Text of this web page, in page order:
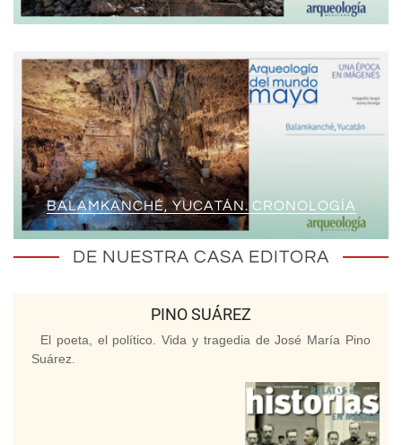
BALAMKANCHÉ, YUCATÁN. CRONOLOGÍA
DE NUESTRA CASA EDITORA
PINO SUÁREZ
El poeta, el político. Vida y tragedia de José María Pino
Suárez.